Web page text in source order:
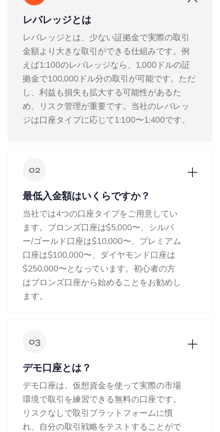
レバレッジとは
レバレッジとは、少ない証拠金で実際の取引
金額より大きな取引ができる仕組みです。例
えば1:100のレバレッジなら、1,000ドルの証
拠金で100,000ドル分の取引が可能です。ただ
し、利益も損失も拡大する可能性があるた
め、リスク管理が重要です。当社のレバレッ
ジは口座タイプに応じて1:100〜1:400です。
02
最低入金額はいくらですか？
当社では4つの口座タイプをご用意してい
ます。ブロンズ口座は$5,000〜、シルバ
ー/ゴールド口座は$10,000〜、プレミアム
口座は$100,000〜、ダイヤモンド口座は
$250,000〜となっています。初心者の方
はブロンズ口座から始めることをお勧めし
ます。
03
デモ口座とは？
デモ口座は、仮想資金を使って実際の市場
環境で取引を練習できる無料の口座です。
リスクなしで取引プラットフォームに慣
れ、自分の取引戦略をテストすることがで